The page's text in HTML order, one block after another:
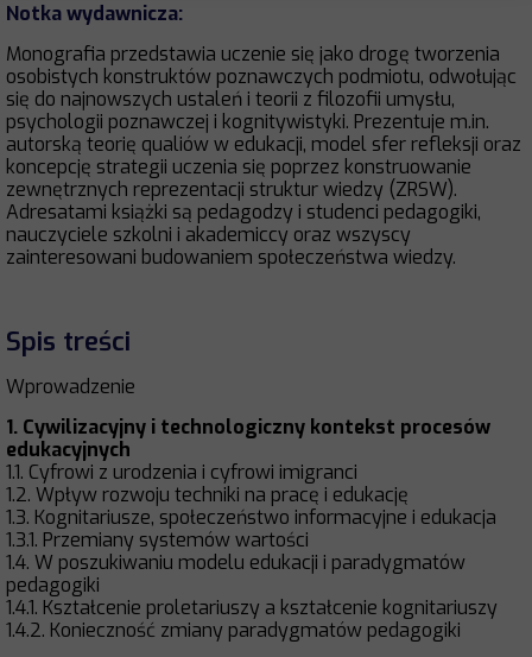
Notka wydawnicza:
Monografia przedstawia uczenie się jako drogę tworzenia
osobistych konstruktów poznawczych podmiotu, odwołując
się do najnowszych ustaleń i teorii z filozofii umysłu,
psychologii poznawczej i kognitywistyki. Prezentuje m.in.
autorską teorię qualiów w edukacji, model sfer refleksji oraz
koncepcję strategii uczenia się poprzez konstruowanie
zewnętrznych reprezentacji struktur wiedzy (ZRSW).
Adresatami książki są pedagodzy i studenci pedagogiki,
nauczyciele szkolni i akademiccy oraz wszyscy
zainteresowani budowaniem społeczeństwa wiedzy.
Spis treści
Wprowadzenie
1. Cywilizacyjny i technologiczny kontekst procesów
edukacyjnych
1.1. Cyfrowi z urodzenia i cyfrowi imigranci
1.2. Wpływ rozwoju techniki na pracę i edukację
1.3. Kognitariusze, społeczeństwo informacyjne i edukacja
1.3.1. Przemiany systemów wartości
1.4. W poszukiwaniu modelu edukacji i paradygmatów
pedagogiki
1.4.1. Kształcenie proletariuszy a kształcenie kognitariuszy
1.4.2. Konieczność zmiany paradygmatów pedagogiki